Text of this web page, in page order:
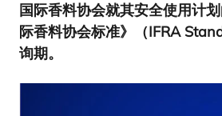
国际香料协会就其安全使用计
际香料协会标准》（IFRA
询期。